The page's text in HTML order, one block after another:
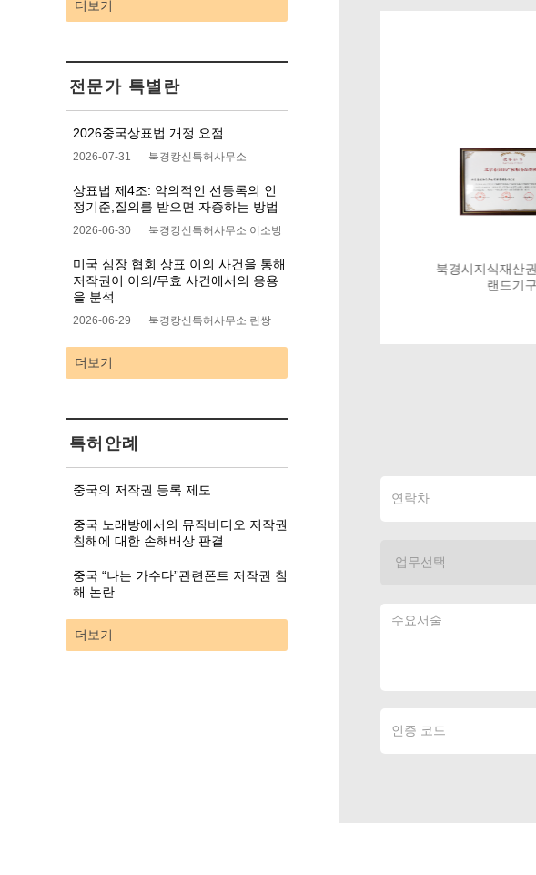
더보기
전문가 특별란
2026중국상표법 개정 요점
2026-07-31 북경캉신특허사무소
상표법 제4조: 악의적인 선등록의 인
정기준,질의를 받으면 자증하는 방법
2026-06-30 북경캉신특허사무소 이소방
미국 심장 협회 상표 이의 사건을 통해
저작권이 이의/무효 사건에서의 응용
을 분석
2026-06-29 북경캉신특허사무소 린쌍
더보기
특허안례
중국의 저작권 등록 제도
중국 노래방에서의 뮤직비디오 저작권
침해에 대한 손해배상 판결
중국 “나는 가수다”관련폰트 저작권 침
해 논란
더보기
북경시지식재산권운영시범
단위
전국지식재산권브랜드기구